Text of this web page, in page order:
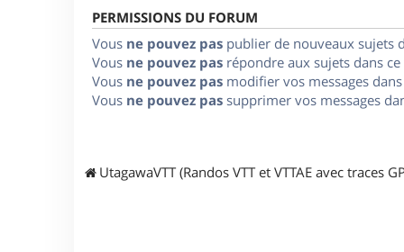
PERMISSIONS DU FORUM
Vous ne pouvez pas publier de nouveaux sujets
Vous ne pouvez pas répondre aux sujets dans
Vous ne pouvez pas modifier vos messages
Vous ne pouvez pas supprimer vos messages
UtagawaVTT (Randos VTT et VTTAE avec traces